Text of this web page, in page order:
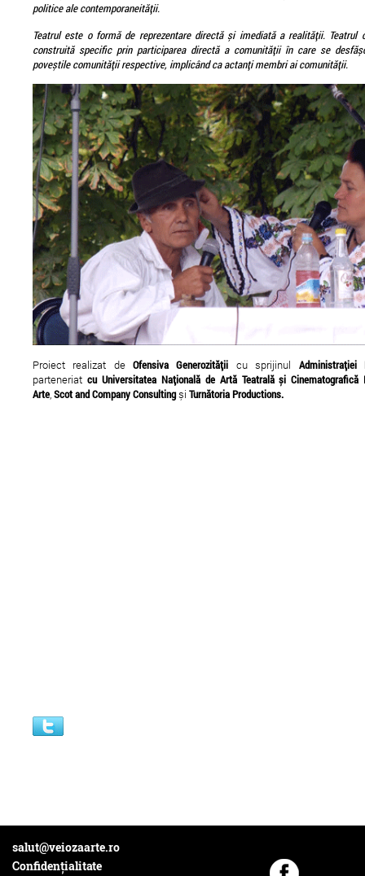
politice ale contemporaneității.
Teatrul este o formăde reprezentare directă și imediată a realității. Teatrul
construită specific prin participarea directă a comunității în care se
poveștile comunității respective, implicând ca actanți membri ai comunității.
Proiect realizat deOfensiva Generozității cu sprijinul Administrației
parteneriat cu Universitatea Națională de Artă Teatrală și Cinematografică
Arte,Scot and Company Consultingși Turnătoria Productions.
salut@veiozaarte.ro
Confidențialitate